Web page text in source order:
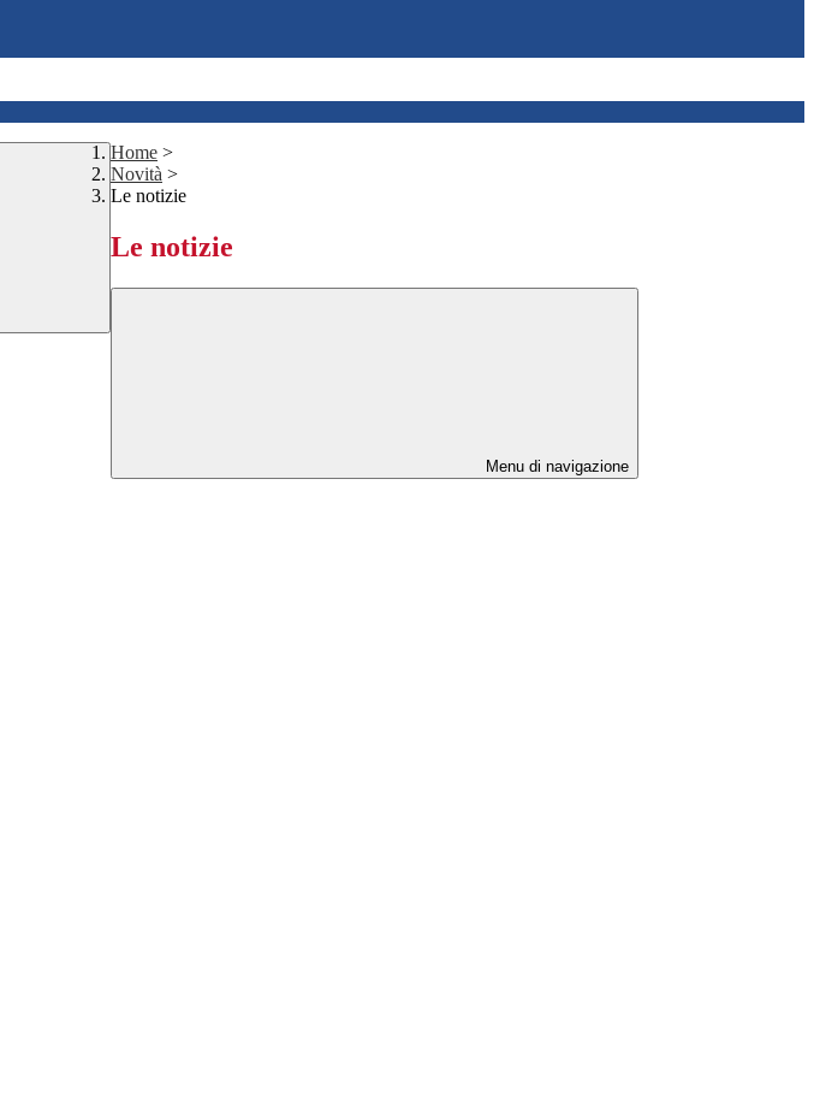
Home >
Novità >
Le notizie
Le notizie
Menu di navigazione